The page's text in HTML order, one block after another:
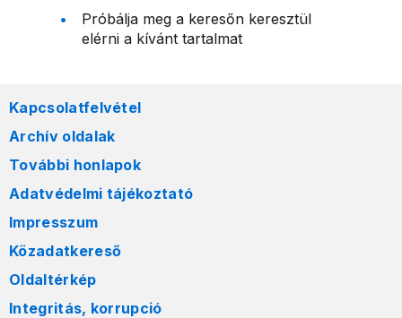
Próbálja meg a keresőn keresztül
elérni a kívánt tartalmat
Kapcsolatfelvétel
Archív oldalak
További honlapok
Adatvédelmi tájékoztató
Impresszum
Közadatkereső
Oldaltérkép
Integritás, korrupció